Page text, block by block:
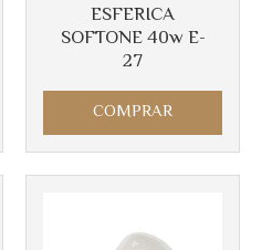
ESFERICA
SOFTONE 40w E-
27
COMPRAR